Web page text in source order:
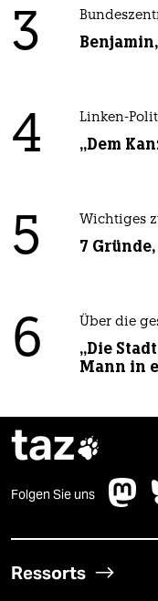
3
4 Linken-
„Dem
5 Wichtiges
7
6 Über die
„Die
Mann in
taz
Folgen Sie uns
Ressorts